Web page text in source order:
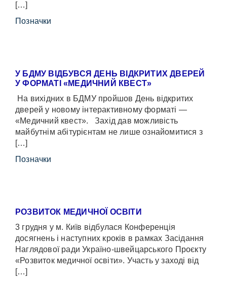
[…]
Позначки
У БДМУ ВІДБУВСЯ ДЕНЬ ВІДКРИТИХ ДВЕРЕЙ
У ФОРМАТІ «МЕДИЧНИЙ КВЕСТ»
На вихідних в БДМУ пройшов День відкритих
дверей у новому інтерактивному форматі —
«Медичний квест». Захід дав можливість
майбутнім абітурієнтам не лише ознайомитися з
[…]
Позначки
РОЗВИТОК МЕДИЧНОЇ ОСВІТИ
3 грудня у м. Київ відбулася Конференція
досягнень і наступних кроків в рамках Засідання
Наглядової ради Україно-швейцарського Проєкту
«Розвиток медичної освіти». Участь у заході від
[…]